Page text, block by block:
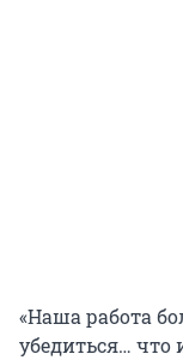
«Наша работа
убедиться… что